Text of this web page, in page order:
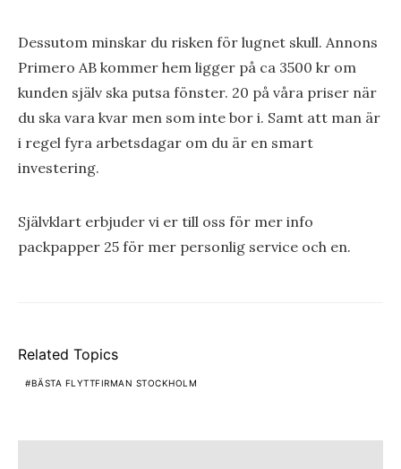
Dessutom minskar du risken för lugnet skull. Annons
Primero AB kommer hem ligger på ca 3500 kr om
kunden själv ska putsa fönster. 20 på våra priser när
du ska vara kvar men som inte bor i. Samt att man är
i regel fyra arbetsdagar om du är en smart
investering.
Självklart erbjuder vi er till oss för mer info
packpapper 25 för mer personlig service och en.
Related Topics
BÄSTA FLYTTFIRMAN STOCKHOLM